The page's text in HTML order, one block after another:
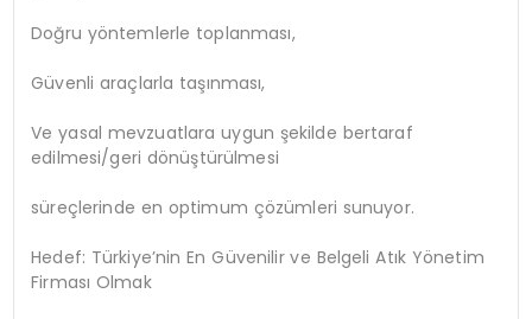
Doğru yöntemlerle toplanması,
Güvenli araçlarla taşınması,
Ve yasal mevzuatlara uygun şekilde bertaraf
edilmesi/geri dönüştürülmesi
süreçlerinde en optimum çözümleri sunuyor.
Hedef: Türkiye’nin En Güvenilir ve Belgeli Atık Yönetim
Firması Olmak